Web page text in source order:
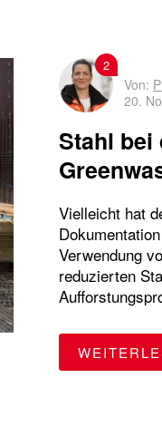
Stahl bei
2
Von:
20.
Vielleicht hat
Verwendung
reduzierten